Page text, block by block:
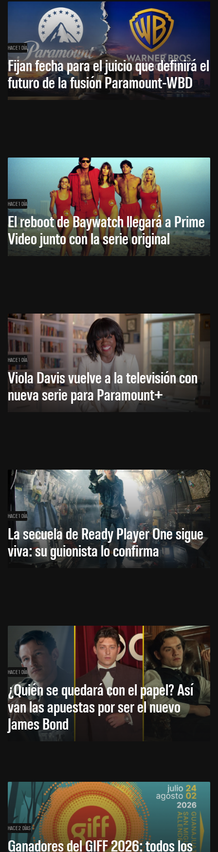
HACE 1 DÍA
Fijan fecha para el juicio que definirá el
futuro de la fusión Paramount-WBD
HACE 1 DÍA
El reboot de Baywatch llegará a Prime
Video junto con la serie original
HACE 1 DÍA
Viola Davis vuelve a la televisión con
nueva serie para Paramount+
HACE 1 DÍA
La secuela de Ready Player One sigue
viva: su guionista lo confirma
HACE 1 DÍA
¿Quién se quedará con el papel? Así
van las apuestas por ser el nuevo
James Bond
HACE 2 DÍAS
Ganadores del GIFF 2026: todos los